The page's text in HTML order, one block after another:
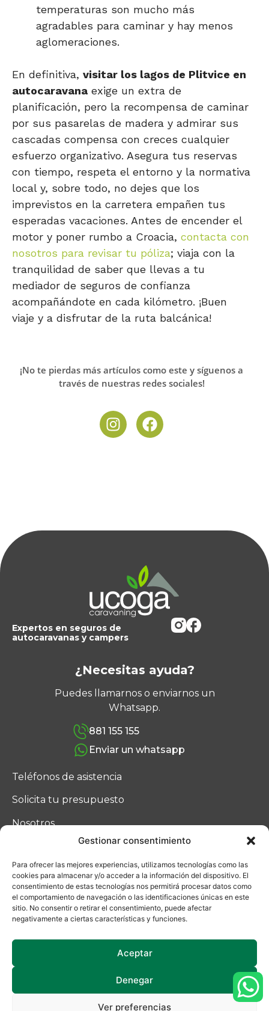
Gestionar consentimiento
Para ofrecer las mejores experiencias, utilizamos tecnologías como las
cookies para almacenar y/o acceder a la información del dispositivo. El
consentimiento de estas tecnologías nos permitirá procesar datos como
el comportamiento de navegación o las identificaciones únicas en este
sitio. No consentir o retirar el consentimiento, puede afectar
negativamente a ciertas características y funciones.
Aceptar
Denegar
Ver preferencias
temperaturas son mucho más
agradables para caminar y hay menos
aglomeraciones.
En definitiva, visitar los lagos de Plitvice en
autocaravana exige un extra de
planificación, pero la recompensa de caminar
por sus pasarelas de madera y admirar sus
cascadas compensa con creces cualquier
esfuerzo organizativo. Asegura tus reservas
con tiempo, respeta el entorno y la normativa
local y, sobre todo, no dejes que los
imprevistos en la carretera empañen tus
esperadas vacaciones. Antes de encender el
motor y poner rumbo a Croacia, contacta con
nosotros para revisar tu póliza; viaja con la
tranquilidad de saber que llevas a tu
mediador de seguros de confianza
acompañándote en cada kilómetro. ¡Buen
viaje y a disfrutar de la ruta balcánica!
¡No te pierdas más artículos como este y síguenos a
través de nuestras redes sociales!
Expertos en seguros de
autocaravanas y campers
¿Necesitas ayuda?
Puedes llamarnos o enviarnos un
Whatsapp.
881 155 155
Enviar un whatsapp
Teléfonos de asistencia
Solicita tu presupuesto
Nosotros
Contacto
Ucoga © 2025